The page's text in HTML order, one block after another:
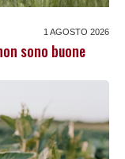
1 AGOSTO 2026
sono buone